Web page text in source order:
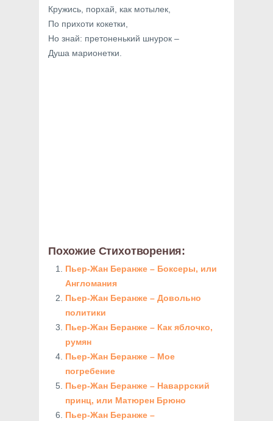
Кружись, порхай, как мотылек,
По прихоти кокетки,
Но знай: претоненький шнурок –
Душа марионетки.
Похожие Стихотворения:
Пьер-Жан Беранже – Боксеры, или
Англомания
Пьер-Жан Беранже – Довольно
политики
Пьер-Жан Беранже – Как яблочко,
румян
Пьер-Жан Беранже – Мое
погребение
Пьер-Жан Беранже – Наваррский
принц, или Матюрен Брюно
Пьер-Жан Беранже –